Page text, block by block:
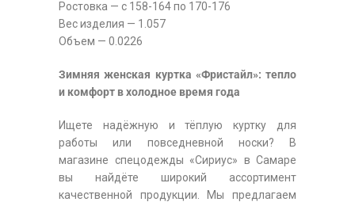
Ростовка — с 158-164 по 170-176
Вес изделия — 1.057
Объем — 0.0226
Зимняя женская куртка «Фристайл»: тепло
и комфорт в холодное время года
Ищете надёжную и тёплую куртку для
работы или повседневной носки? В
магазине спецодежды «Сириус» в Самаре
вы найдёте широкий ассортимент
качественной продукции. Мы предлагаем